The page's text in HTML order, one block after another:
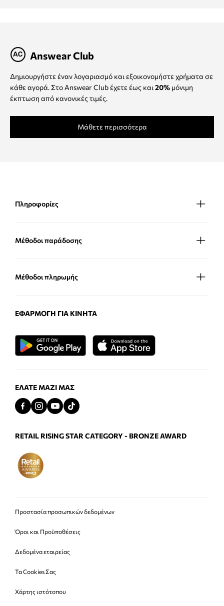
Answear Club
Δημιουργήστε έναν λογαριασμό και εξοικονομήστε χρήματα σε
κάθε αγορά. Στο Answear Club έχετε έως και20% μόνιμη
έκπτωση από κανονικές τιμές.
Μάθετε περισσότερα
Πληροφορίες
Μέθοδοι παράδοσης
Μέθοδοι πληρωμής
ΕΦΑΡΜΟΓΉ ΓΙΑ ΚΙΝΗΤΆ
ΕΛΆΤΕ ΜΑΖΊ ΜΑΣ
RETAIL RISING STAR CATEGORY - BRONZE AWARD
Προστασία προσωπικών δεδομένων
Όροι και Προϋποθέσεις
Δεδομένα εταιρείας
Τα Cookies Σας
Χάρτης ιστότοπου